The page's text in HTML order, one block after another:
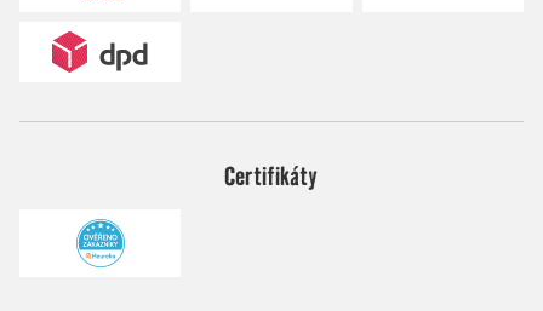
Certifikáty